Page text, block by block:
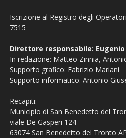
Iscrizione al Registro degli
7515
Direttore responsabile:
In redazione: Matteo Zinnia,
Supporto grafico: Fabrizio Mariani
Supporto informatico: Antonio
Recapiti:
Municipio di San Benedetto del
viale De Gasperi 124
63074 San Benedetto del Tronto